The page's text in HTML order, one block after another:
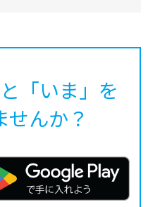
「いま」を
せんか？